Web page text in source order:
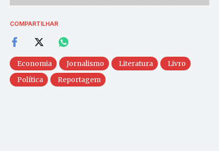
COMPARTILHAR
Economia Jornalismo Literatura
Livro
Política
Reportagem